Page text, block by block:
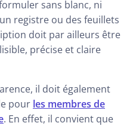
sans blanc, ni
registre ou des feuillets
doit par ailleurs être
précise et claire
il doit également
pour les membres de
. En effet, il convient que